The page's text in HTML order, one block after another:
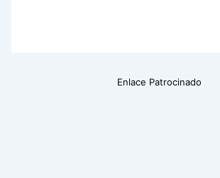
Enlace Patrocinado